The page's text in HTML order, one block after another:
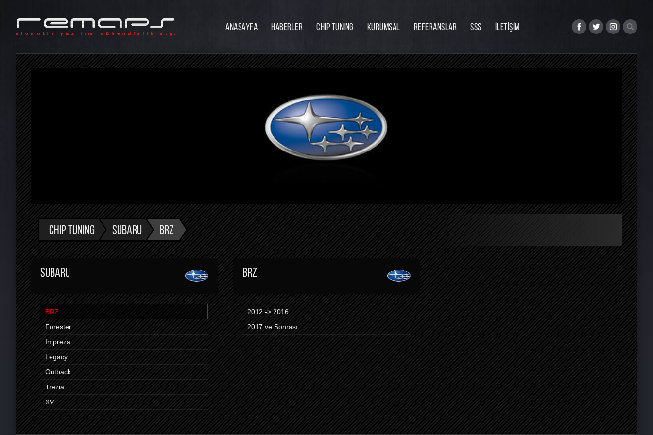
ANASAYFA HABERLER CHIP TUNING KURUMSAL
Bayilik
İnsan Kaynakları
REFERANSLAR SSS İLETİŞİM
CHIP TUNING SUBARU BRZ
SUBARU
BRZ
Forester
Impreza
Legacy
Outback
Trezia
XV
BRZ
2012 -> 2016
2017 ve Sonrası